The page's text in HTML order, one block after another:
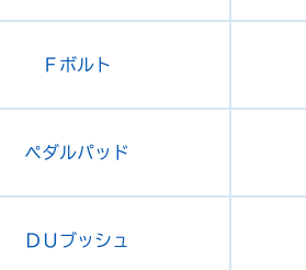
Ｆボルト
ペダルパッド
ＤＵブッシュ